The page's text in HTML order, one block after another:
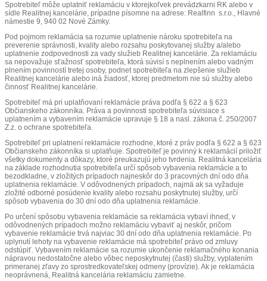
Spotrebiteľ môže uplatniť reklamáciu v ktorejkoľvek prevádzkarni RK alebo v
sídle Realitnej kancelárie, prípadne písomne na adrese: Realfinn s.r.o., Hlavné
námestie 9, 940 02 Nové Zámky.
Pod pojmom reklamácia sa rozumie uplatnenie nároku spotrebiteľa na
preverenie správnosti, kvality alebo rozsahu poskytovanej služby a/alebo
uplatnenie zodpovednosti za vady služieb Realitnej kancelárie. Za reklamáciu
sa nepovažuje sťažnosť spotrebiteľa, ktorá súvisí s neplnením alebo vadným
plnením povinností tretej osoby, podnet spotrebiteľa na zlepšenie služieb
Realitnej kancelárie alebo iná žiadosť, ktorej predmetom nie sú služby alebo
činnosť Realitnej kancelárie.
Spotrebiteľ má pri uplatňovaní reklamácie práva podľa § 622 a § 623
Občianskeho zákonníka. Práva a povinnosti spotrebiteľa súvisiace s
uplatnením a vybavením reklamácie upravuje § 18 a nasl. zákona č. 250/2007
Z.z. o ochrane spotrebiteľa.
Spotrebiteľ pri uplatnení reklamácie rozhodne, ktoré z práv podľa § 622 a § 623
Občianskeho zákonníka si uplatňuje. Spotrebiteľ je povinný k reklamácií priložiť
všetky dokumenty a dôkazy, ktoré preukazujú jeho tvrdenia. Realitná kancelária
na základe rozhodnutia spotrebiteľa určí spôsob vybavenia reklamácie a to
bezodkladne, v zložitých prípadoch najneskôr do 3 pracovných dní odo dňa
uplatnenia reklamácie. V odôvodnených prípadoch, najmä ak sa vyžaduje
zložité odborné posúdenie kvality alebo rozsahu poskytnutej služby, určí
spôsob vybavenia do 30 dní odo dňa uplatnenia reklamácie.
Po určení spôsobu vybavenia reklamácie sa reklamácia vybaví ihneď, v
odôvodnených prípadoch možno reklamáciu vybaviť aj neskôr, pričom
vybavenie reklamácie trvá najviac 30 dní odo dňa uplatnenia reklamácie. Po
uplynutí lehoty na vybavenie reklamácie má spotrebiteľ právo od zmluvy
odstúpiť. Vybavením reklamácie sa rozumie ukončenie reklamačného konania
nápravou nedostatočne alebo vôbec neposkytnutej (časti) služby, vyplatením
primeranej zľavy zo sprostredkovateľskej odmeny (provízie). Ak je reklamácia
neoprávnená, Realitná kancelária reklamáciu zamietne.